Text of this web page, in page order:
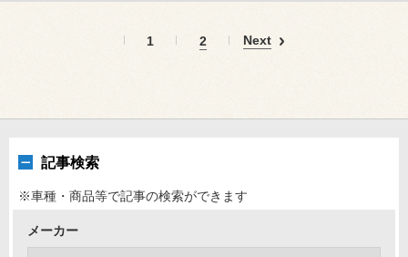
1 2 Next
記事検索
※車種・商品等で記事の検索ができます
メーカー